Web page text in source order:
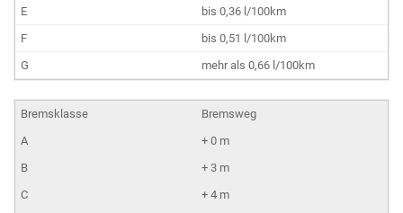
bis 0,36 l/100km
bis 0,51 l/100km
mehr als 0,66 l/100km
Bremsweg
+ 0 m
+ 3 m
+ 4 m